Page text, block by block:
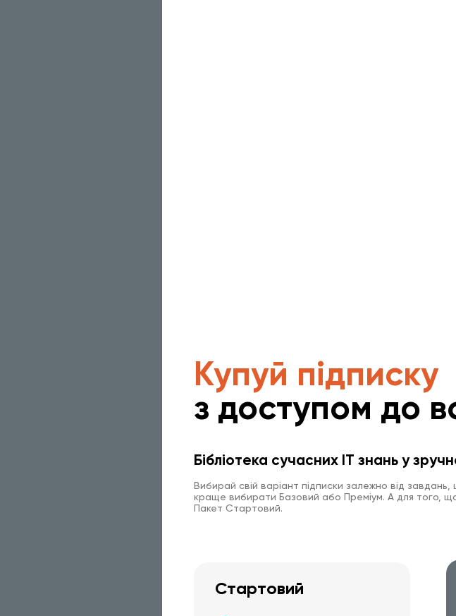
Купуй підписку
з доступом до
Бібліотека сучасних IT знань у
Вибирай свій варіант підписки залежно від
краще вибирати Базовий або Преміум. А для того,
Пакет Стартовий.
Стартовий